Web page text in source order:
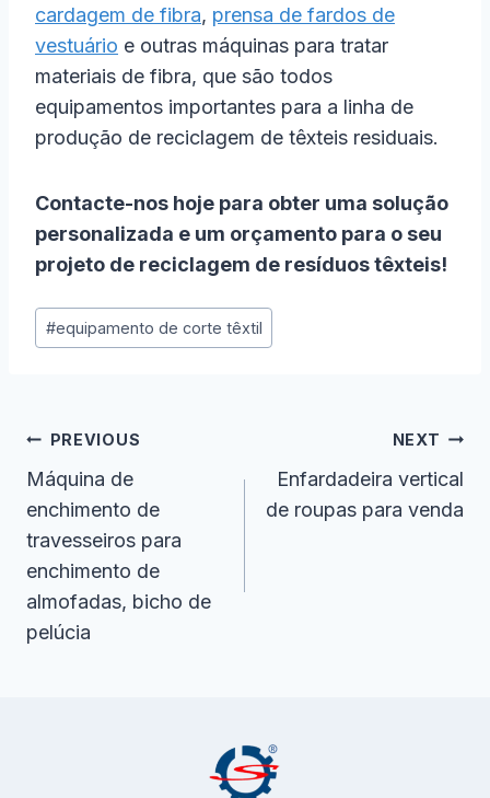
cardagem de fibra, prensa de fardos de
vestuário e outras máquinas para tratar
materiais de fibra, que são todos
equipamentos importantes para a linha de
produção de reciclagem de têxteis residuais.
Contacte-nos hoje para obter uma solução
personalizada e um orçamento para o seu
projeto de reciclagem de resíduos têxteis!
Post
Tags:
#equipamento de corte têxtil
Navegação
De
Artigos
PREVIOUS
Máquina de
enchimento de
travesseiros para
enchimento de
almofadas, bicho de
pelúcia
NEXT
Enfardadeira vertical
de roupas para venda